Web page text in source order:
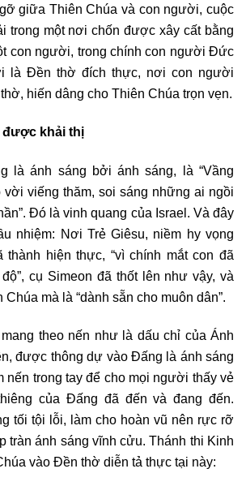
giữa Thiên Chúa và con người, cuộc
trong một nơi chốn được xây cất bằng
con người, trong chính con người Đức
là Đền thờ đích thực, nơi con người
hiến dâng cho Thiên Chúa trọn vẹn.
được khải thị
là ánh sáng bởi ánh sáng, là “Vầng
vời viếng thăm, soi sáng những ai ngồi
Đó là vinh quang của Israel. Và đây
nhiệm: Nơi Trẻ Giêsu, niềm hy vọng
thành hiện thực, “vì chính mắt con đã
cụ Simeon đã thốt lên như vậy, và
mà là “dành sẵn cho muôn dân”.
theo nến như là dấu chỉ của Ánh
được thông dự vào Đấng là ánh sáng
nến trong tay để cho mọi người thấy vẻ
của Đấng đã đến và đang đến.
tối tội lỗi, làm cho hoàn vũ nên rực rỡ
tràn ánh sáng vĩnh cửu. Thánh thi Kinh
vào Đền thờ diễn tả thực tại này: